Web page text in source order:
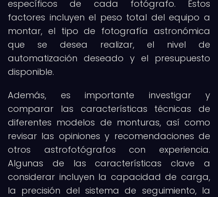
específicos de cada fotógrafo. Estos
factores incluyen el peso total del equipo a
montar, el tipo de fotografía astronómica
que se desea realizar, el nivel de
automatización deseado y el presupuesto
disponible.
Además, es importante investigar y
comparar las características técnicas de
diferentes modelos de monturas, así como
revisar las opiniones y recomendaciones de
otros astrofotógrafos con experiencia.
Algunas de las características clave a
considerar incluyen la capacidad de carga,
la precisión del sistema de seguimiento, la